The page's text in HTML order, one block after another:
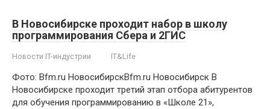
В Новосибирске проходит набор в школу
программирования Сбера и 2ГИС
Новости IT-индустрии IT&Life
Фото: Bfm.ru НовосибирскBfm.ru Новосибирск В
Новосибирске проходит третий этап отбора абитурентов
для обучения программированию в «Школе 21»,